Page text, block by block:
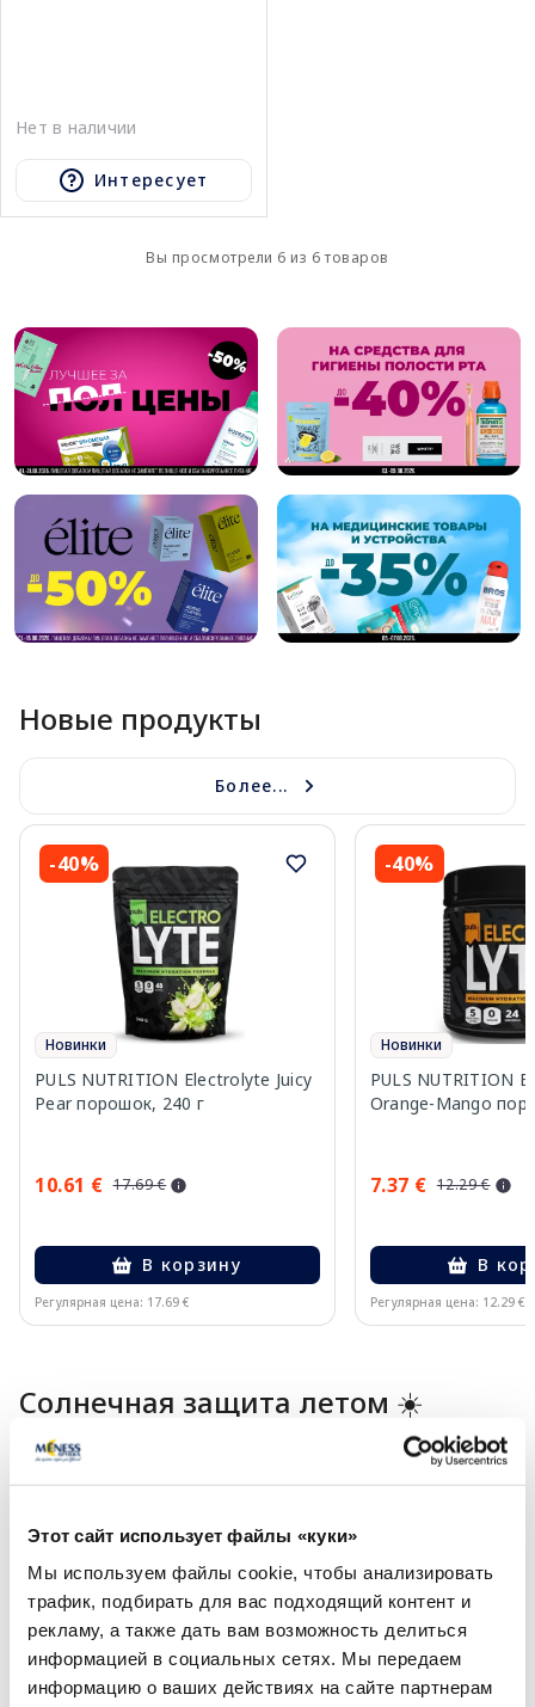
Этот сайт использует файлы «куки»
Мы используем файлы cookie, чтобы анализировать
трафик, подбирать для вас подходящий контент и
рекламу, а также дать вам возможность делиться
информацией в социальных сетях. Мы передаем
информацию о ваших действиях на сайте партнерам
Нет в наличии
Интересует
Вы просмотрели 6 из 6 товаров
Новые продукты
Более...
-40%
Новинки
PULS NUTRITION Electrolyte Juicy
Pear порошок, 240 г
10.61 € 17.69 €
В корзину
Регулярная цена: 17.69 €
-40%
Новинки
PULS NUTRITION
Orange-Mango
7.37 € 12.29 €
В
Регулярная цена: 12.29 €
Солнечная защита летом ☀️
-60%